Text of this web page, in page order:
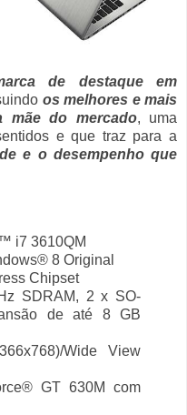
de destaque em
os melhores e mais
mãe do mercado, uma
e que traz para a
e o desempenho que
i7 3610QM
8 Original
Chipset
SDRAM, 2 x SO-
de até 8 GB
Wide View
GT 630M com